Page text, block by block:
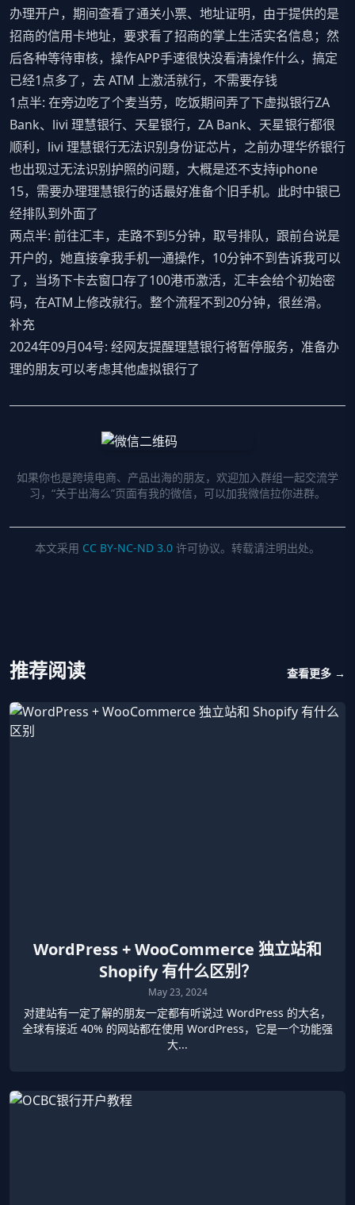
办理开户，期间查看了通关小票、地址证明，由于提供的是
招商的信用卡地址，要求看了招商的掌上生活实名信息；然
后各种等待审核，操作APP手速很快没看清操作什么，搞定
已经1点多了，去 ATM 上激活就行，不需要存钱
1点半: 在旁边吃了个麦当劳，吃饭期间弄了下虚拟银行ZA
Bank、livi 理慧银行、天星银行，ZA Bank、天星银行都很
顺利，livi 理慧银行无法识别身份证芯片，之前办理华侨银行
也出现过无法识别护照的问题，大概是还不支持iphone
15，需要办理理慧银行的话最好准备个旧手机。此时中银已
经排队到外面了
两点半: 前往汇丰，走路不到5分钟，取号排队，跟前台说是
开户的，她直接拿我手机一通操作，10分钟不到告诉我可以
了，当场下卡去窗口存了100港币激活，汇丰会给个初始密
码，在ATM上修改就行。整个流程不到20分钟，很丝滑。
补充
2024年09月04号: 经网友提醒理慧银行将暂停服务，准备办
理的朋友可以考虑其他虚拟银行了
如果你也是跨境电商、产品出海的朋友，欢迎加入群组一起交流学
习，“关于出海么”页面有我的微信，可以加我微信拉你进群。
本文采用 CC BY-NC-ND 3.0 许可协议。转载请注明出处。
推荐阅读 查看更多 →
WordPress + WooCommerce 独立站和
Shopify 有什么区别？
May 23, 2024
对建站有一定了解的朋友一定都有听说过 WordPress 的大名，
全球有接近 40% 的网站都在使用 WordPress，它是一个功能强
大...